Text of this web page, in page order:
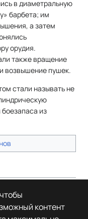
в диаметральную
барбета; им
а затем
орудия.
также вращение
возвышение пушек.
стали называть не
из
20 июля 2026 года
«Мир кораблей», Tanks
контент